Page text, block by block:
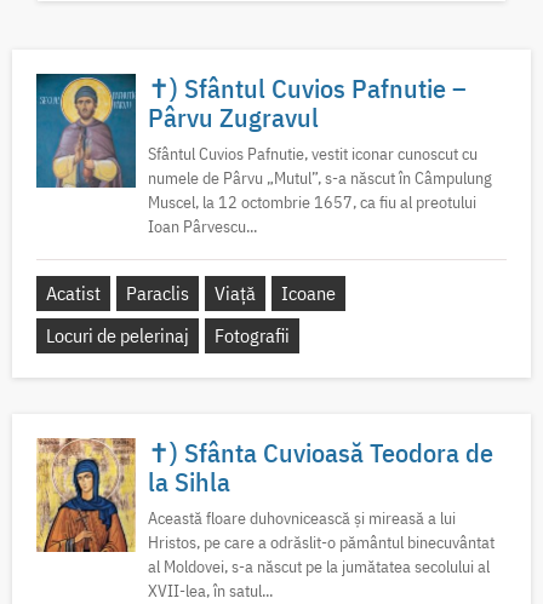
✝) Sfântul Cuvios Pafnutie –
Pârvu Zugravul
Sfântul Cuvios Pafnutie, vestit iconar cunoscut cu
numele de Pârvu „Mutul”, s-a născut în Câmpulung
Muscel, la 12 octombrie 1657, ca fiu al preotului
Ioan Pârvescu...
Acatist Paraclis Viață
Icoane
Locuri de pelerinaj
Fotografii
✝) Sfânta Cuvioasă Teodora de
la Sihla
Această floare duhovnicească și mireasă a lui
Hristos, pe care a odrăslit-o pământul binecuvântat
al Moldovei, s-a născut pe la jumătatea secolului al
XVII-lea, în satul...